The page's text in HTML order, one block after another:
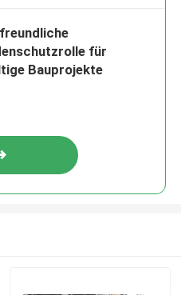
für
Bauprojekte